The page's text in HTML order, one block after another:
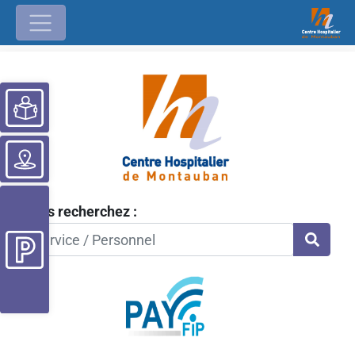
Vous recherchez :
Ouvrir la barre d’outils